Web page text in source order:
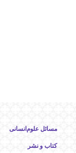
مسائل علوم‌انسانی
کتاب و نشر